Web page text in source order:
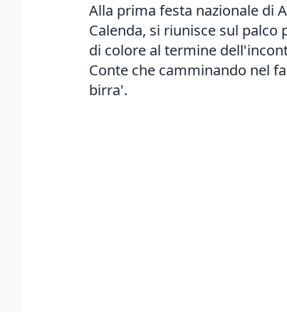
Alla prima festa nazionale di
Calenda, si riunisce sul
di colore al termine
Conte che camminando nel
birra'.